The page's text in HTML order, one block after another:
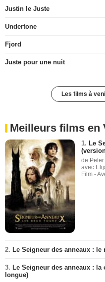
Justin le Juste
Undertone
Fjord
Juste pour une nuit
Les films à
Meilleurs films en
1. Le
de
avec
Film -
2. Le Seigneur des anneaux :
3. Le Seigneur des anneaux :
longue)